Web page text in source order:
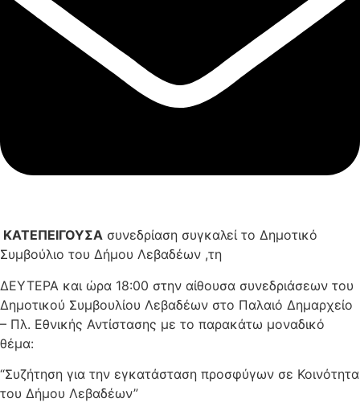
ΚΑΤΕΠΕΙΓΟΥΣΑ συνεδρίαση συγκαλεί το Δημοτικό
Συμβούλιο του Δήμου Λεβαδέων ,τη
ΔΕΥΤΕΡΑ και ώρα 18:00 στην αίθουσα συνεδριάσεων του
Δημοτικού Συμβουλίου Λεβαδέων στο Παλαιό Δημαρχείο
– Πλ. Εθνικής Αντίστασης με το παρακάτω μοναδικό
θέμα:
“Συζήτηση για την εγκατάσταση προσφύγων σε Κοινότητα
του Δήμου Λεβαδέων”